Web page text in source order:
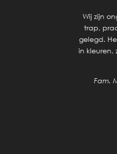
Wij zijn
trap,
gelegd.
in kleuren,
Fam.